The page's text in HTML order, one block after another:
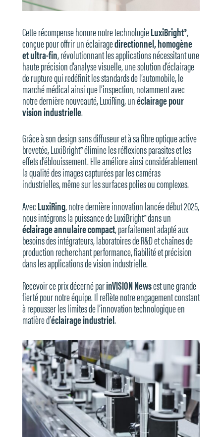
Cette récompense honore notre technologieLuxiBright®,
conçue pour offrir un éclairagedirectionnel, homogène
et ultra-fin, révolutionnant les applications nécessitant une
haute précision d’analyse visuelle, une solution d’éclairage
de rupture qui redéfinit les standards de l’automobile, le
marché médical ainsi que l’inspection, notamment avec
notre dernière nouveauté, LuxiRing, unéclairage pour
vision industrielle.
Grâce à son design sans diffuseur et à sa fibre optique active
brevetée, LuxiBright® élimine les réflexions parasites et les
effets d’éblouissement. Elle améliore ainsi considérablement
la qualité des images capturées par les caméras
industrielles, même sur les surfaces polies ou complexes.
AvecLuxiRing, notre dernière innovation lancée début 2025,
nous intégrons la puissance de LuxiBright® dans un
éclairage annulaire compact, parfaitement adapté aux
besoins des intégrateurs, laboratoires de R&D et chaînes de
production recherchant performance, fiabilité et précision
dans les applications de vision industrielle.
Recevoir ce prix décerné parinVISION Newsest une grande
fierté pour notre équipe. Il reflète notre engagement constant
à repousser les limites de l’innovation technologique en
matière d’éclairage industriel.